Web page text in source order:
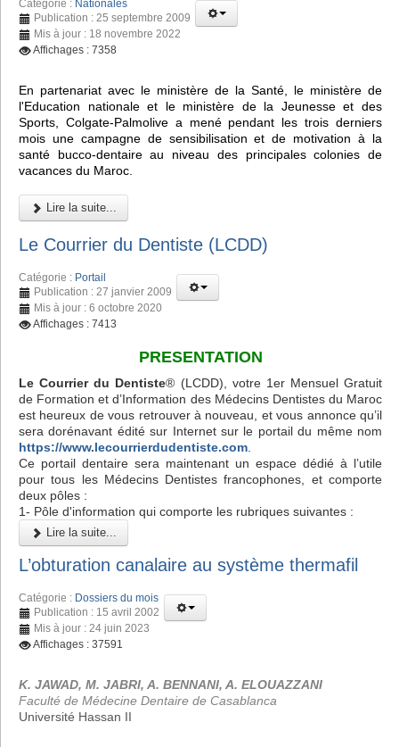
Catégorie : Nationales
Publication : 25 septembre 2009
Mis à jour : 18 novembre 2022
Affichages : 7358
En partenariat avec le ministère de la Santé, le ministère de
l'Education nationale et le ministère de la Jeunesse et des
Sports, Colgate-Palmolive a mené pendant les trois derniers
mois une campagne de sensibilisation et de motivation à la
santé bucco-dentaire au niveau des principales colonies de
vacances du Maroc.
Lire la suite...
Le Courrier du Dentiste (LCDD)
Catégorie : Portail
Publication : 27 janvier 2009
Mis à jour : 6 octobre 2020
Affichages : 7413
PRESENTATION
Le Courrier du Dentiste® (LCDD), votre 1er Mensuel Gratuit
de Formation et d’Information des Médecins Dentistes du Maroc
est heureux de vous retrouver à nouveau, et vous annonce qu’il
sera dorénavant édité sur Internet sur le portail du même nom
https://www.lecourrierdudentiste.com
Ce portail dentaire sera maintenant un espace dédié à l’utile
pour tous les Médecins Dentistes francophones, et comporte
deux pôles :
1- Pôle d'information qui comporte les rubriques suivantes :
Lire la suite...
L’obturation canalaire au système thermafil
Catégorie : Dossiers du mois
Publication : 15 avril 2002
Mis à jour : 24 juin 2023
Affichages : 37591
K. JAWAD, M. JABRI, A. BENNANI, A. ELOUAZZANI
Faculté de Médecine Dentaire de Casablanca
Université Hassan II